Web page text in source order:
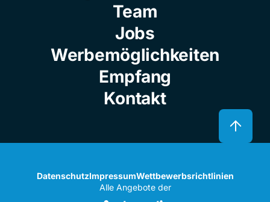
Team
Jobs
Werbemöglichkeiten
Empfang
Kontakt
DatenschutzImpressumWettbewerbsrichtlinien
Alle Angebote der